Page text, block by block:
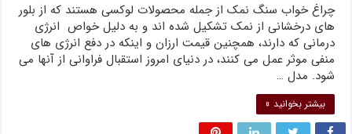
چراغ خواب سنگ نمک از جمله محصولات لوکسی هستند که از بلور
های درخشانی از نمک تشکیل شده اند و به دلیل خواص انرژی
درمانی که دارند، همچنین قیمت ارزان و اینکه در دفع انرژی های
منفی موثر عمل می کنند، در دنیای امروز استقبال فراوانی از آنها می
شود. مدل …
بیشتر بخوانید »